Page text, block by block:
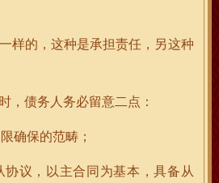
样的，这种是承担责任，另这种
，债务人务必留意二点：
确保的范畴；
协议，以主合同为基本，具备从